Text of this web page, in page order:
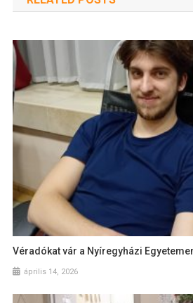
Véradókat vár a Nyíregyházi
április 14, 2026